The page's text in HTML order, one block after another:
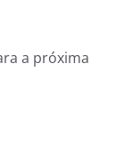
a próxima